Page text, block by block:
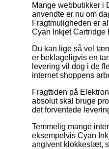
Mange webbutikker i
anvendte er nu om
Fragtmuligheden er
Cyan Inkjet Cartridge
Du kan lige så vel
er beklageligvis en
levering vil dog i de
internet shoppens
Fragttiden på
absolut skal bruge
det forventede
Temmelig mange
eksempelvis Cyan
angivent klokkeslæt,